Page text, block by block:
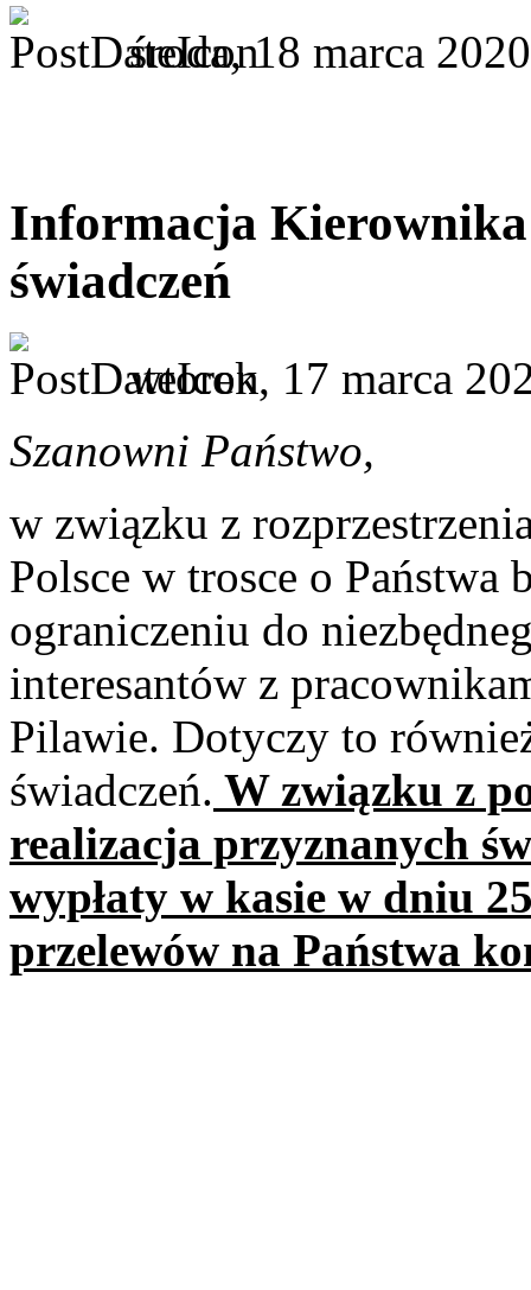
środa, 18 marca
Informacja Kierownika
świadczeń
wtorek, 17 marca
Szanowni Państwo,
w związku z
Polsce w trosce o Państwa
ograniczeniu do
interesantów z
Pilawie. Dotyczy to
świadczeń. W związku z
realizacja przyznanych
wypłaty w kasie w dniu
przelewów na Państwa